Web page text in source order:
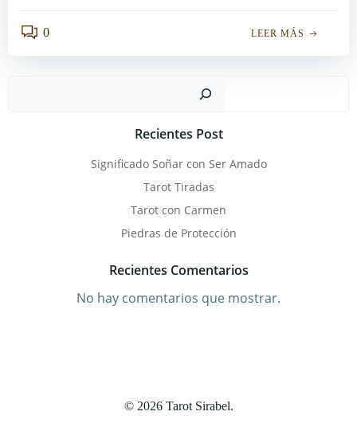
0 LEER MÁS
Recientes Post
Significado Soñar con Ser Amado
Tarot Tiradas
Tarot con Carmen
Piedras de Protección
Recientes Comentarios
No hay comentarios que mostrar.
© 2026 Tarot Sirabel.